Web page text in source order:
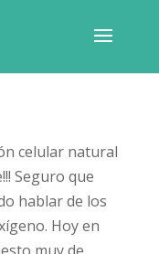
celular natural
Seguro que
hablar de los
Hoy en